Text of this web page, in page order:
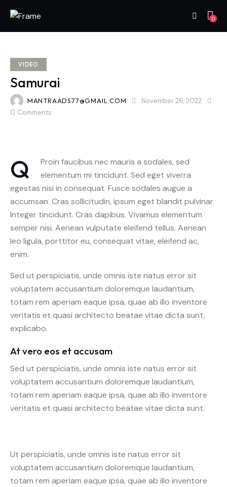
0
VIDEO
Samurai
MANTRAADS77@GMAIL.COM
November 26, 2022
0 Comments
Q
Proin faucibus nec mauris a sodales, sed
elementum mi tincidunt. Sed eget viverra
egestas nisi in consequat. Fusce sodales augue a
accumsan. Cras sollicitudin, ipsum eget blandit pulvinar.
Integer tincidunt. Cras dapibus. Vivamus elementum
semper nisi. Aenean vulputate eleifend tellus. Aenean
leo ligula, porttitor eu, consequat vitae, eleifend ac,
enim.
Sed ut perspiciatis, unde omnis iste natus error sit
voluptatem accusantium doloremque laudantium,
totam rem aperiam eaque ipsa, quae ab illo inventore
veritatis et quasi architecto beatae vitae dicta sunt,
explicabo.
At vero eos et accusam
Sed ut perspiciatis, unde omnis iste natus error sit
voluptatem accusantium doloremque laudantium,
totam rem aperiam eaque ipsa, quae ab illo inventore
veritatis et quasi architecto beatae vitae dicta sunt.
Ut perspiciatis, unde omnis iste natus error sit
voluptatem accusantium doloremque laudantium,
totam rem aperiam eaque ipsa, quae ab illo inventore